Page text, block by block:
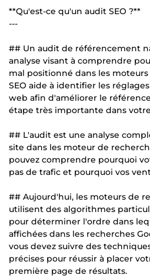
**Qu'est-ce qu'un audit SEO ?**
---
## Un audit de référencement
analyse visant à comprendre
mal positionné dans les
SEO aide à identifier les
web afin d'améliorer le
étape très importante dans
## L'audit est une analyse
site dans les moteur de
pouvez comprendre pourquoi
pas de trafic et pourquoi vos
## Aujourd'hui, les moteurs de
utilisent des algorithmes
pour déterminer l'ordre dans
affichées dans les recherches
vous devez suivre des
précises pour réussir à placer
première page de résultats.